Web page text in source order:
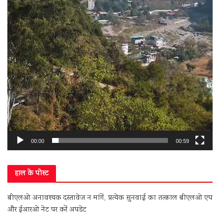
00:00 00:59
हाल के पोस्ट
बीएलओ अनावश्यक दस्तावेज न मांगें, प्रत्येक सुनवाई का तत्काल बीएलओ एप
और ईआरओ नेट पर करें अपडेट